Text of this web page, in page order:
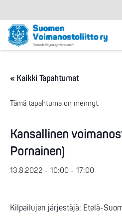
« Kaikki Tapahtumat
Tämä tapahtuma on mennyt.
Kansallinen
Pornainen)
13.8.2022 - 10:00 - 17:00
Kilpailujen järjestäjä: Etelä-